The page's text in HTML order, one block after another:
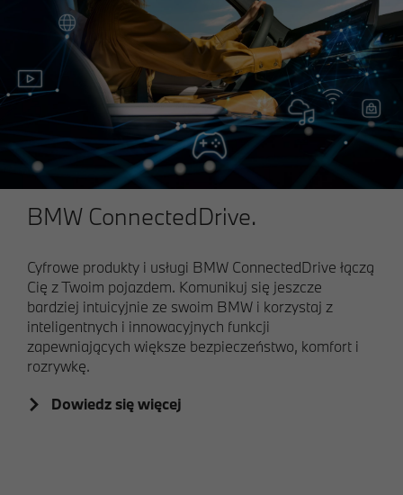
BMW ConnectedDrive.
Cyfrowe produkty i usługi BMW ConnectedDrive łączą
Cię z Twoim pojazdem. Komunikuj się jeszcze
bardziej intuicyjnie ze swoim BMW i korzystaj z
inteligentnych i innowacyjnych funkcji
zapewniających większe bezpieczeństwo, komfort i
rozrywkę.
Dowiedz się więcej